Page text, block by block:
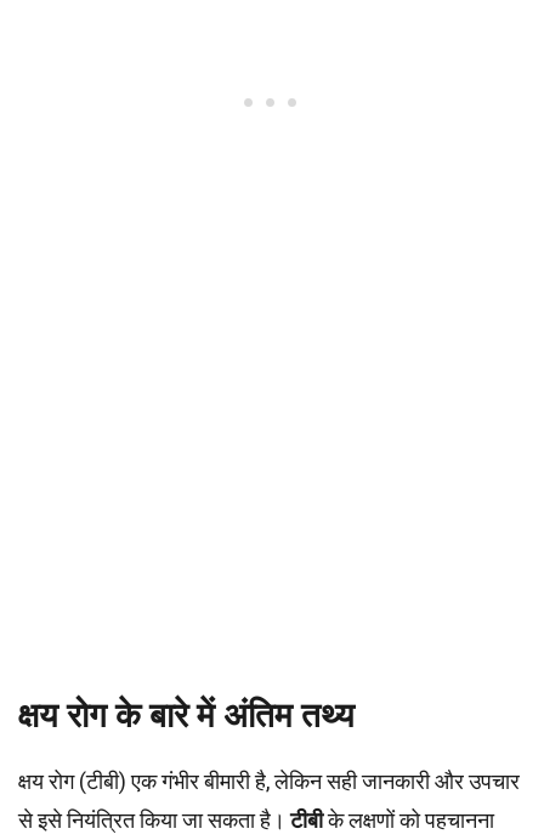
क्षय रोग के बारे में अंतिम तथ्य
क्षय रोग (टीबी) एक गंभीर बीमारी है, लेकिन सही जानकारी और उपचार
से इसे नियंत्रित किया जा सकता है।टीबीके लक्षणों को पहचानना